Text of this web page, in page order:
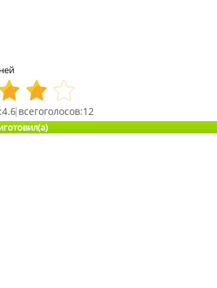
4.6 12